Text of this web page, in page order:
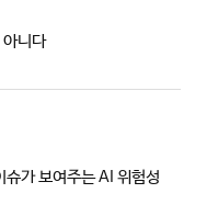
니다
슈가 보여주는 AI 위험성